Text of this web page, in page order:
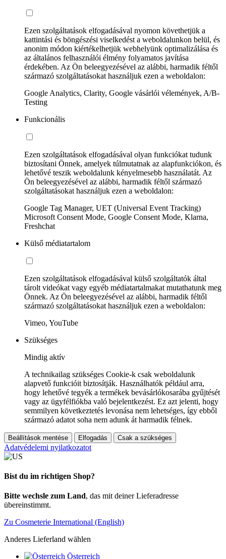
Ezen szolgáltatások elfogadásával nyomon követhetjük a
kattintási és böngészési viselkedést a weboldalunkon belül, és
anonim módon kiértékelhetjük webhelyünk optimalizálása és
az általános felhasználói élmény folyamatos javítása
érdekében. Az Ön beleegyezésével az alábbi, harmadik féltől
származó szolgáltatásokat használjuk ezen a weboldalon:
Google Analytics, Clarity, Google vásárlói vélemények, A/B-
Testing
Funkcionális
Ezen szolgáltatások elfogadásával olyan funkciókat tudunk
biztosítani Önnek, amelyek túlmutatnak az alapfunkciókon, és
lehetővé teszik weboldalunk kényelmesebb használatát. Az
Ön beleegyezésével az alábbi, harmadik féltől származó
szolgáltatásokat használjuk ezen a weboldalon:
Google Tag Manager, UET (Universal Event Tracking)
Microsoft Consent Mode, Google Consent Mode, Klarna,
Freshchat
Külső médiatartalom
Ezen szolgáltatások elfogadásával külső szolgáltatók által
tárolt videókat vagy egyéb médiatartalmakat mutathatunk meg
Önnek. Az Ön beleegyezésével az alábbi, harmadik féltől
származó szolgáltatásokat használjuk ezen a weboldalon:
Vimeo, YouTube
Szükséges
Mindig aktív
A technikailag szükséges Cookie-k csak weboldalunk
alapvető funkcióit biztosítják. Használhatók például arra,
hogy lehetővé tegyék a termékek bevásárlókosarába gyűjtését
vagy az ügyfélfiókba való bejelentkezést. Ez azt jelenti, hogy
semmilyen következtetés levonása nem lehetséges, így ebből
származó adatot soha nem adunk át harmadik félnek.
Beállítások mentése Elfogadás Csak a szükséges
Adatvédelemi nyilatkozatot
Bist du im richtigen Shop?
Bitte wechsle zum Land, das mit deiner Lieferadresse
übereinstimmt.
Zu Cosmeterie International (English)
Anderes Lieferland wählen
Österreich